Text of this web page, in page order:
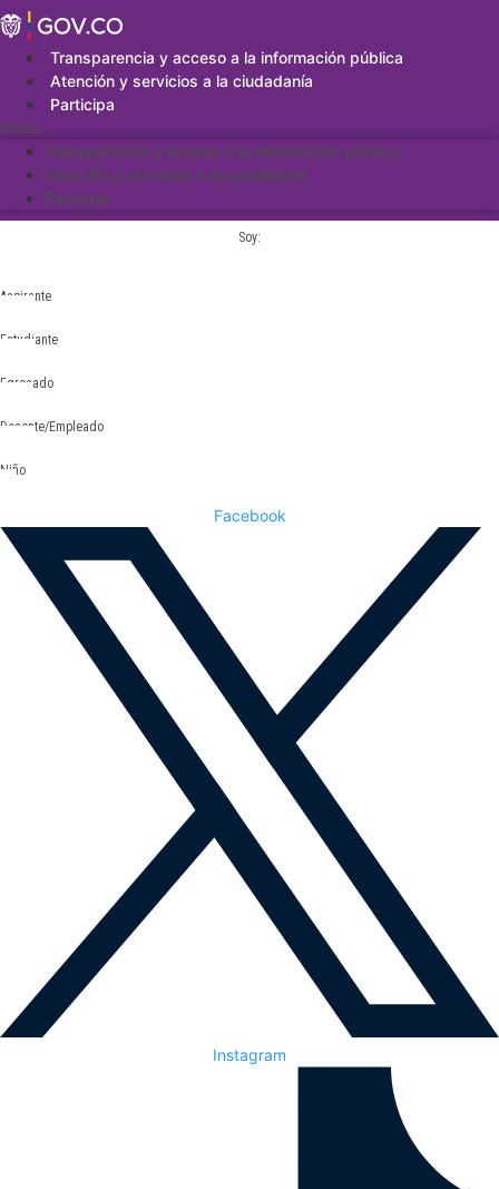
Saltar
al
contenidoTransparencia y acceso a la información pública
Atención y servicios a la ciudadanía
Participa
Menu
Transparencia y acceso a la información pública
Atención y servicios a la ciudadanía
Participa
Soy:
Aspirante
Estudiante
Egresado
Docente/Empleado
Niño
Facebook
Instagram